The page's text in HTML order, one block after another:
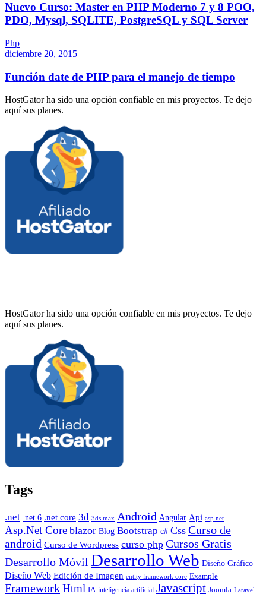
Nuevo Curso: Master en PHP Moderno 7 y 8 POO,
PDO, Mysql, SQLITE, PostgreSQL y SQL Server
Php
diciembre 20, 2015
Función date de PHP para el manejo de tiempo
HostGator ha sido una opción confiable en mis proyectos. Te dejo
aquí sus planes.
HostGator ha sido una opción confiable en mis proyectos. Te dejo
aquí sus planes.
Tags
.net .net 6 .net core 3d 3ds max Android Angular Api asp.net
Asp.Net Core blazor Blog Bootstrap c# Css Curso de
android Curso de Wordpress curso php Cursos Gratis
Desarrollo Móvil Desarrollo Web Diseño Gráfico
Diseño Web Edición de Imagen entity framework core Example
FrameworkHtml IA inteligencia artificial Javascript Joomla Laravel